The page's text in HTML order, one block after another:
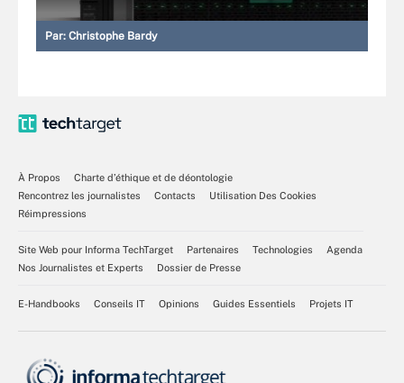
Par: Christophe Bardy
À Propos
Charte d’éthique et de déontologie
Rencontrez les journalistes
Contacts
Utilisation Des Cookies
Réimpressions
Site Web pour Informa TechTarget Partenaires Technologies
Agenda
Nos Journalistes et Experts
Dossier de Presse
E-Handbooks Conseils IT Opinions Guides Essentiels Projets IT